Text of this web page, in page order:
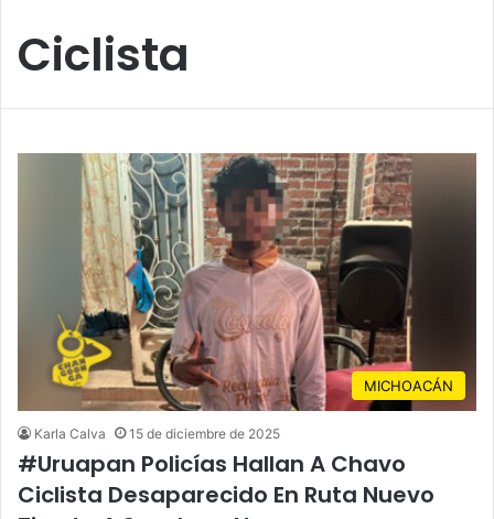
Ciclista
MICHOACÁN
Karla Calva 15 de diciembre de 2025
#Uruapan Policías Hallan A Chavo
Ciclista Desaparecido En Ruta Nuevo